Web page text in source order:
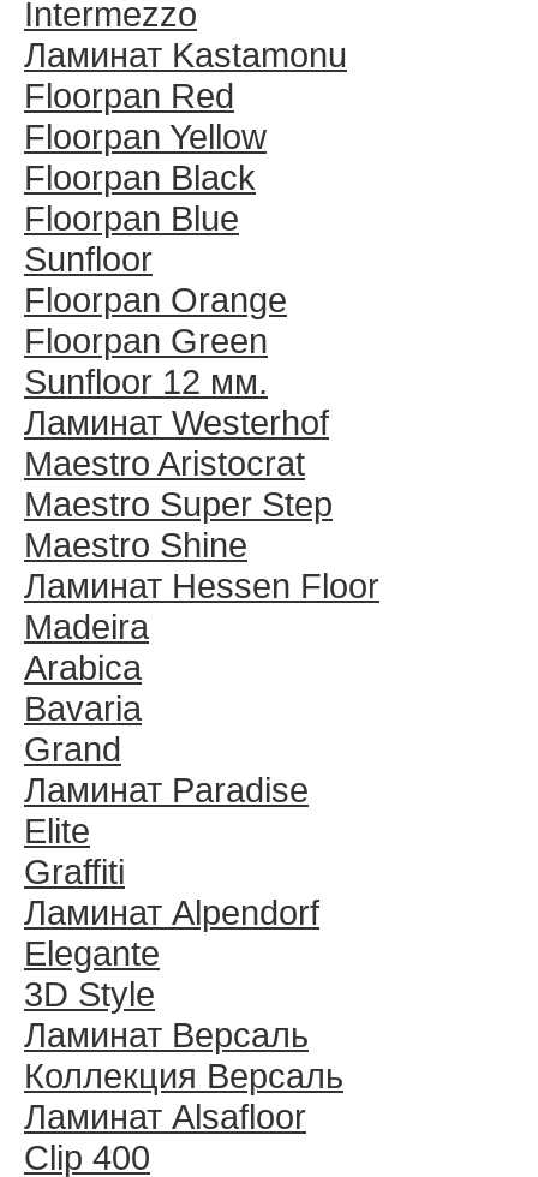
Intermezzo
Ламинат Kastamonu
Floorpan Red
Floorpan Yellow
Floorpan Black
Floorpan Blue
Sunfloor
Floorpan Orange
Floorpan Green
Sunfloor 12 мм.
Ламинат Westerhof
Maestro Aristocrat
Maestro Super Step
Maestro Shine
Ламинат Hessen Floor
Madeira
Arabica
Bavaria
Grand
Ламинат Paradise
Elite
Graffiti
Ламинат Alpendorf
Elegante
3D Style
Ламинат Версаль
Коллекция Версаль
Ламинат Alsafloor
Clip 400